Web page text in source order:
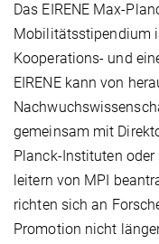
Das EIRENE Max-
Mobilitätsstipendium
Kooperations- und
EIRENE kann von
gemeinsam mit
Planck-Instituten
leitern von MPI
richten sich an
Promotion nicht